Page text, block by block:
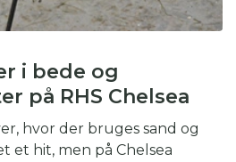
i bede og
på RHS Chelsea
hvor der bruges sand og
hit, men på Chelsea